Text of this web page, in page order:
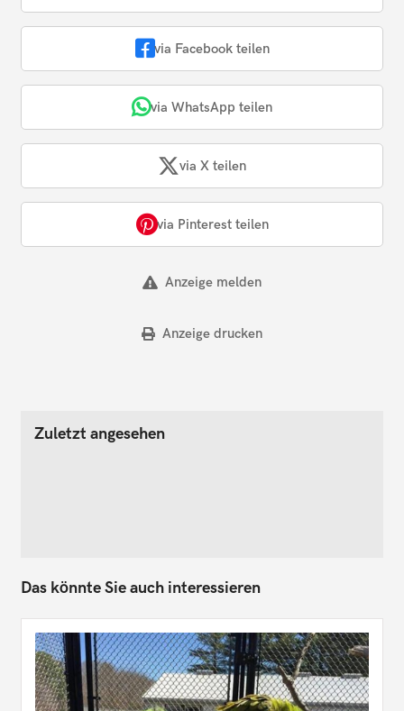
via Facebook teilen
via WhatsApp teilen
via X teilen
via Pinterest teilen
Anzeige melden
Anzeige drucken
Zuletzt angesehen
Das könnte Sie auch interessieren